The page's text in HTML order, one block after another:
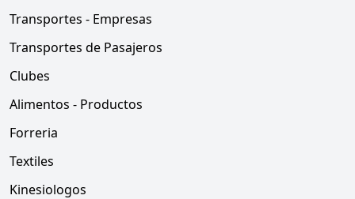
Transportes - Empresas
Transportes de Pasajeros
Clubes
Alimentos - Productos
Forreria
Textiles
Kinesiologos